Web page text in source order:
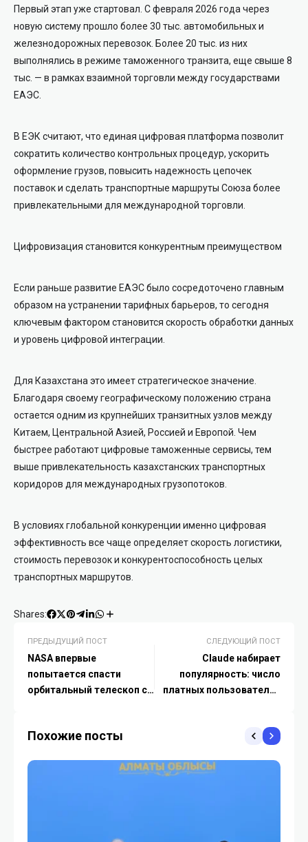
Первый этап уже стартовал. С февраля 2026 года через
новую систему прошло более 30 тыс. автомобильных и
железнодорожных перевозок. Более 20 тыс. из них
выполнялись в режиме таможенного транзита, еще свыше 8
тыс. — в рамках взаимной торговли между государствами
ЕАЭС.
В ЕЭК считают, что единая цифровая платформа позволит
сократить количество контрольных процедур, ускорить
оформление грузов, повысить надежность цепочек
поставок и сделать транспортные маршруты Союза более
привлекательными для международной торговли.
Цифровизация становится конкурентным преимуществом
Если раньше развитие ЕАЭС было сосредоточено главным
образом на устранении тарифных барьеров, то сегодня
ключевым фактором становится скорость обработки данных
и уровень цифровой интеграции.
Для Казахстана это имеет стратегическое значение.
Благодаря своему географическому положению страна
остается одним из крупнейших транзитных узлов между
Китаем, Центральной Азией, Россией и Европой. Чем
быстрее работают цифровые таможенные сервисы, тем
выше привлекательность казахстанских транспортных
коридоров для международных грузопотоков.
В условиях глобальной конкуренции именно цифровая
эффективность все чаще определяет скорость логистики,
стоимость перевозок и конкурентоспособность целых
транспортных маршрутов.
Shares:
ПРЕДЫДУЩИЙ ПОСТ
NASA впервые
попытается спасти
орбитальный телескоп с
СЛЕДУЮЩИЙ ПОСТ
Claude набирает
популярность: число
платных пользователей
Похожие посты